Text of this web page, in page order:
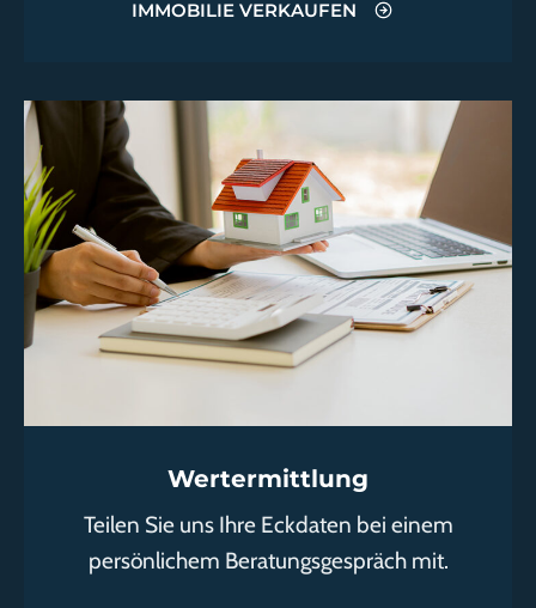
IMMOBILIE VERKAUFEN
Wertermittlung
Teilen Sie uns Ihre Eckdaten bei einem
persönlichem Beratungsgespräch mit.